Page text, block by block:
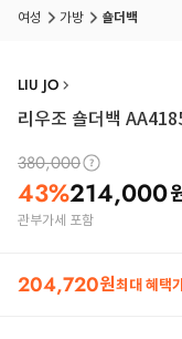
여성 가방 숄더백
LIU JO
리우조 숄더백
380,000
43%214,000
관부가세 포함
204,720원최대 혜택